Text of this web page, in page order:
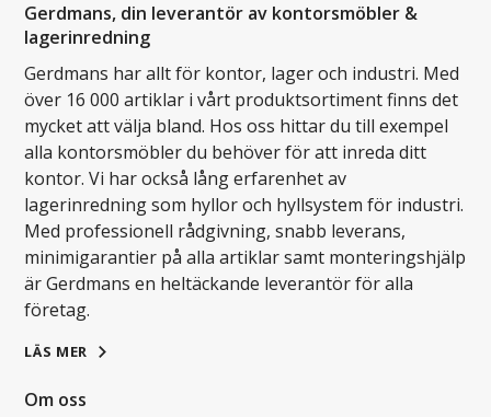
Gerdmans, din leverantör av kontorsmöbler &
lagerinredning
Gerdmans har allt för kontor, lager och industri. Med
över 16 000 artiklar i vårt produktsortiment finns det
mycket att välja bland. Hos oss hittar du till exempel
alla kontorsmöbler du behöver för att inreda ditt
kontor. Vi har också lång erfarenhet av
lagerinredning som hyllor och hyllsystem för industri.
Med professionell rådgivning, snabb leverans,
minimigarantier på alla artiklar samt monteringshjälp
är Gerdmans en heltäckande leverantör för alla
företag.
LÄS MER
Om oss